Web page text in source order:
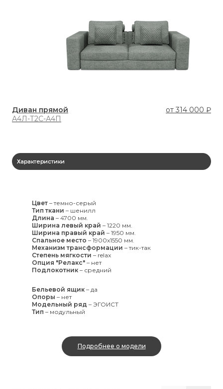
Диван прямой от 314 000 ₽
А4Л-Т2С-А4П
Характеристики
Цвет – темно-серый
Тип ткани – шенилл
Длина – 4700 мм.
Ширина левый край – 1220 мм.
Ширина правый край – 1950 мм.
Спальное место – 1900x1550 мм.
Механизм трансформации – тик-так
Степень мягкости – relax
Опция "Релакс" – нет
Подлокотник – средний
Бельевой ящик – да
Опоры – нет
Модельный ряд – ЭГОИСТ
Тип – модульный
Подробнее о модели